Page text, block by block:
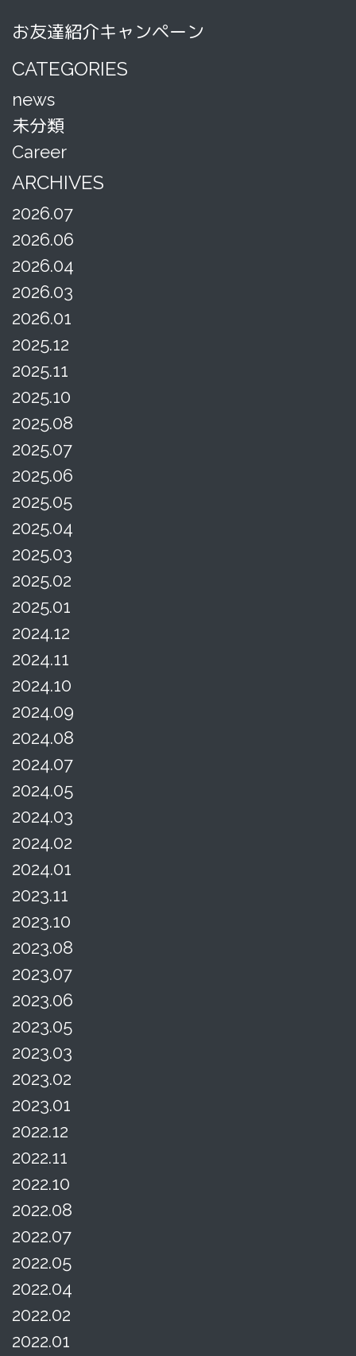
お友達紹介キャンペーン
CATEGORIES
news
未分類
Career
ARCHIVES
2026.07
2026.06
2026.04
2026.03
2026.01
2025.12
2025.11
2025.10
2025.08
2025.07
2025.06
2025.05
2025.04
2025.03
2025.02
2025.01
2024.12
2024.11
2024.10
2024.09
2024.08
2024.07
2024.05
2024.03
2024.02
2024.01
2023.11
2023.10
2023.08
2023.07
2023.06
2023.05
2023.03
2023.02
2023.01
2022.12
2022.11
2022.10
2022.08
2022.07
2022.05
2022.04
2022.02
2022.01